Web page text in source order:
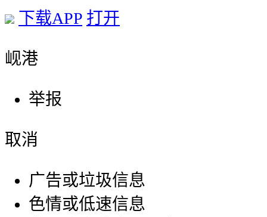
下载APP 打开
岘港
举报
取消
广告或垃圾信息
色情或低速信息